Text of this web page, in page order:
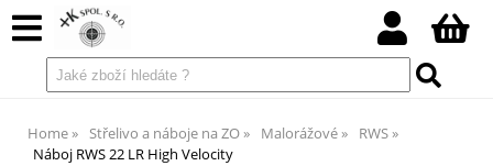
Home Střelivo a náboje na ZO Malorážové
RWS
Náboj RWS 22 LR High Velocity